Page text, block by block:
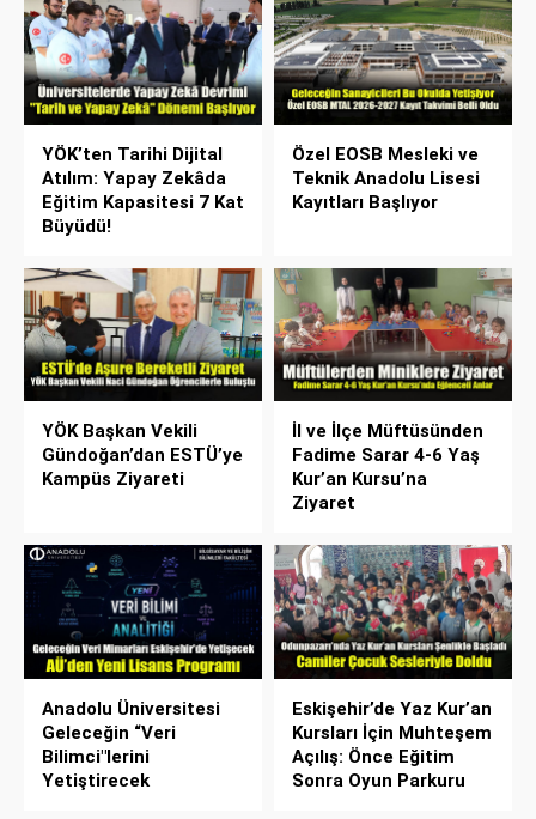
YÖK’ten Tarihi Dijital
Atılım: Yapay Zekâda
Eğitim Kapasitesi 7 Kat
Büyüdü!
Özel EOSB Mesleki ve
Teknik Anadolu Lisesi
Kayıtları Başlıyor
YÖK Başkan Vekili
Gündoğan’dan ESTÜ’ye
Kampüs Ziyareti
İl ve İlçe Müftüsünden
Fadime Sarar 4-6 Yaş
Kur’an Kursu’na
Ziyaret
Anadolu Üniversitesi
Geleceğin “Veri
Bilimci"lerini
Yetiştirecek
Eskişehir’de Yaz Kur’an
Kursları İçin Muhteşem
Açılış: Önce Eğitim
Sonra Oyun Parkuru